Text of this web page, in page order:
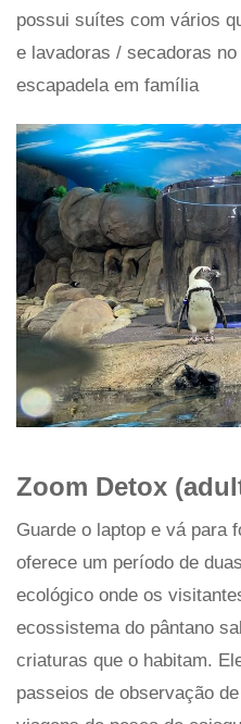
possui suítes com vários
e lavadoras / secadoras
escapadela em família
Zoom Detox
Guarde o laptop e vá para
oferece um período de
ecológico onde os
ecossistema do pântano
criaturas que o habitam.
passeios de observação